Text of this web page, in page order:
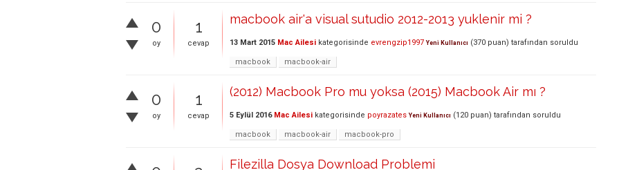
0
oy
1
cevap
macbook air'a visual sutudio 2012-2013 yuklenir mi ?
13 Mart 2015 Mac Ailesi kategorisinde evrengzip1997 Yeni Kullanıcı (370 puan) tarafından soruldu
macbook macbook-air
0
oy
1
cevap
(2012) Macbook Pro mu yoksa (2015) Macbook Air mı ?
5 Eylül 2016 Mac Ailesi kategorisinde poyrazates Yeni Kullanıcı (120 puan) tarafından soruldu
macbook macbook-air macbook-pro
Filezilla Dosya Download Problemi